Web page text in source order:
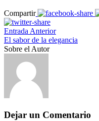
Compartir
Entrada Anterior
El sabor de la elegancia
Sobre el Autor
Dejar un Comentario